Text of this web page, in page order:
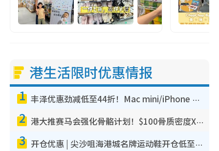
港生活限时优惠情报
1 丰泽优惠劲减低至44折！Mac mini/iPhone 17 Pro大减价！厨房家电$220起
2 港大推赛马会强化骨骼计划！$100骨质密度X光检查 完成免费运动训练送超市礼券！附参加资格
3 开仓优惠 | 尖沙咀海港城名牌运动鞋开仓低至1折！On鞋$899起/Joy&Peace鞋履$98起